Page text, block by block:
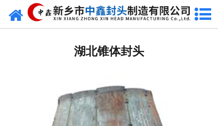
网站首页
湖北封头厂家
湖北球形封头
湖北锥体封头